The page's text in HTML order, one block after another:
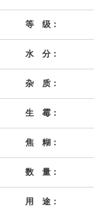
等 级：
水 分：
杂 质：
生 霉：
焦 糊：
数 量：
用 途：